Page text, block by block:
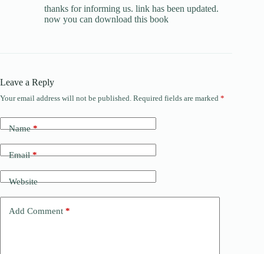
thanks for informing us. link has been updated.
now you can download this book
Leave a Reply
Your email address will not be published. Required fields are marked *
Name*
Email*
Website
Add Comment *